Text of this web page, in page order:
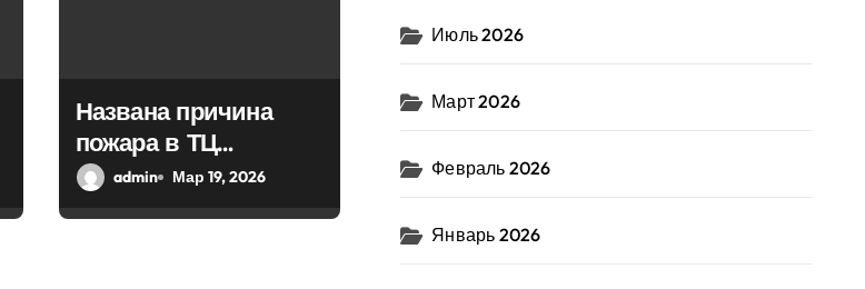
Названа причина
пожара в ТЦ
«Модный сезон» в
admin Мар 19, 2026
Июль 2026
Март 2026
Февраль 2026
Январь 2026